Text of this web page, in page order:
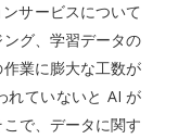
サービスについて
グ、学習データの
業に膨大な工数が
れていないと AI が
で、データに関す